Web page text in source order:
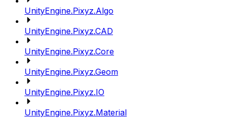
UnityEngine.Pixyz.Algo
UnityEngine.Pixyz.CAD
UnityEngine.Pixyz.Core
UnityEngine.Pixyz.Geom
UnityEngine.Pixyz.IO
UnityEngine.Pixyz.Material